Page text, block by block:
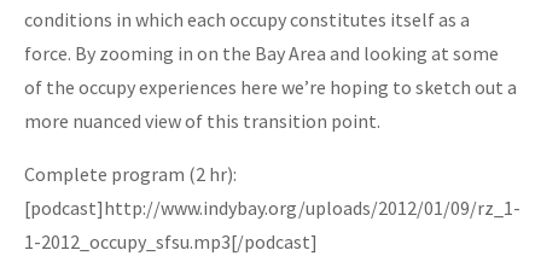
conditions in which each occupy constitutes itself as a
force. By zooming in on the Bay Area and looking at some
of the occupy experiences here we’re hoping to sketch out a
more nuanced view of this transition point.
Complete program (2 hr):
[podcast]http://www.indybay.org/uploads/2012/01/09/rz_1-
1-2012_occupy_sfsu.mp3[/podcast]